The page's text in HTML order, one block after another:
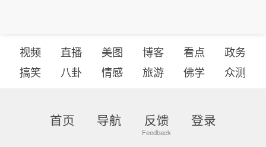
视频 直播 美图 博客 看点
政务
搞笑
八卦 情感 旅游 佛学 众测
首页 导航 反馈 登录